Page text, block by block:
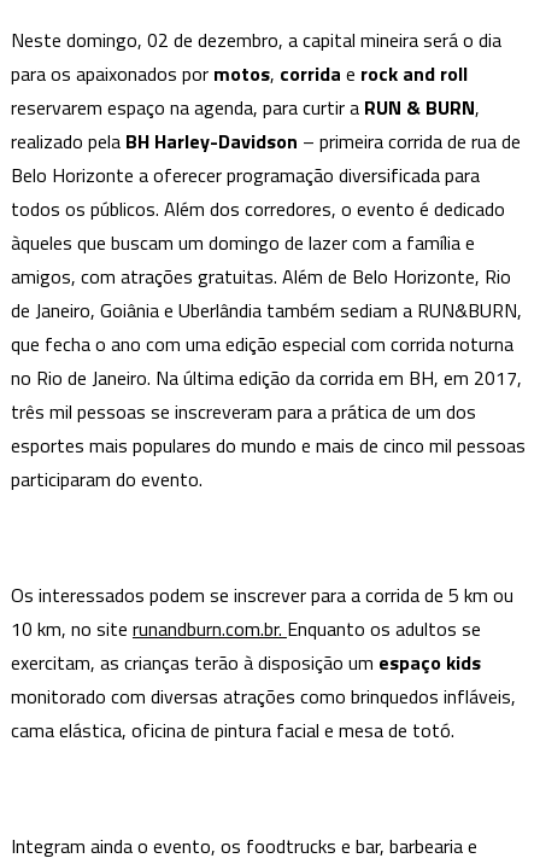
BH
Harley-
Davidson
Realiza
a
RUN
no
Coração
da
Savassi
Neste domingo, 02 de dezembro, a capital mineira será o dia
para os apaixonados por motos, corrida e rock and roll
reservarem espaço na agenda, para curtir a RUN & BURN,
realizado pela BH Harley-Davidson – primeira corrida de rua de
Belo Horizonte a oferecer programação diversificada para
todos os públicos. Além dos corredores, o evento é dedicado
àqueles que buscam um domingo de lazer com a família e
amigos, com atrações gratuitas. Além de Belo Horizonte, Rio
de Janeiro, Goiânia e Uberlândia também sediam a RUN&BURN,
que fecha o ano com uma edição especial com corrida noturna
no Rio de Janeiro. Na última edição da corrida em BH, em 2017,
três mil pessoas se inscreveram para a prática de um dos
esportes mais populares do mundo e mais de cinco mil pessoas
participaram do evento.
Os interessados podem se inscrever para a corrida de 5 km ou
10 km, no site runandburn.com.br. Enquanto os adultos se
exercitam, as crianças terão à disposição um espaço kids
monitorado com diversas atrações como brinquedos infláveis,
cama elástica, oficina de pintura facial e mesa de totó.
Integram ainda o evento, os foodtrucks e bar, barbearia e